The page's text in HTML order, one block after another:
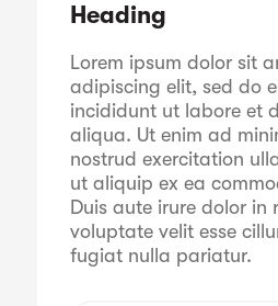
Heading
Lorem ipsum dolor sit
adipiscing elit, sed do
incididunt ut labore et
aliqua. Ut enim ad
nostrud exercitation
ut aliquip ex ea
Duis aute irure dolor in
voluptate velit esse
fugiat nulla pariatur.